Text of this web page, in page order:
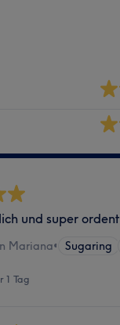
und super
Mariana• Sugaring
1 Tag